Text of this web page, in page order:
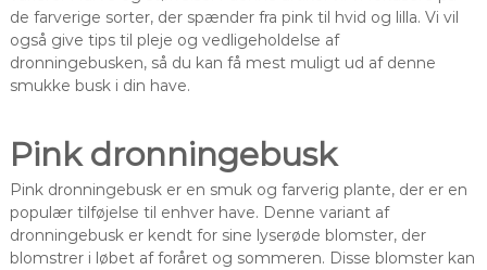
de farverige sorter, der spænder fra pink til hvid og lilla. Vi vil
også give tips til pleje og vedligeholdelse af
dronningebusken, så du kan få mest muligt ud af denne
smukke busk i din have.
Pink dronningebusk
Pink dronningebusk er en smuk og farverig plante, der er en
populær tilføjelse til enhver have. Denne variant af
dronningebusk er kendt for sine lyserøde blomster, der
blomstrer i løbet af foråret og sommeren. Disse blomster kan